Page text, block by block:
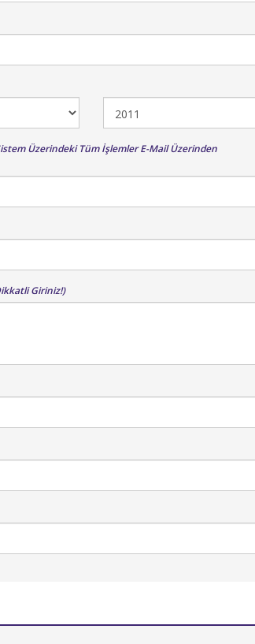
Üzerindeki Tüm İşlemler E-Mail Üzerinden
Giriniz!)